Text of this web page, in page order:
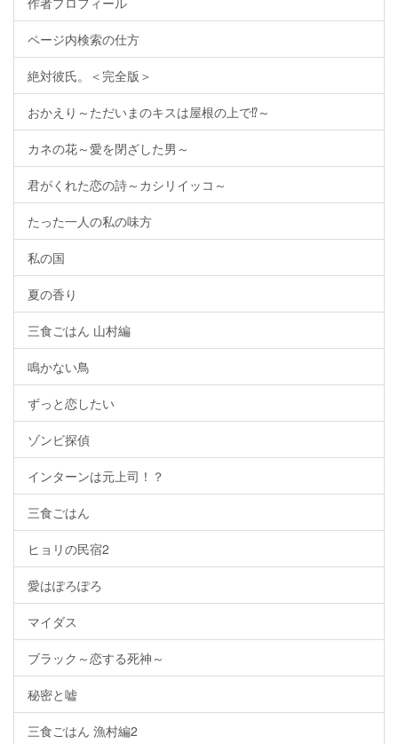
ページ内検索の仕方
絶対彼氏。＜完全版＞
おかえり～ただいまのキスは屋根の上で⁉～
カネの花～愛を閉ざした男～
君がくれた恋の詩～カシリイッコ～
たった一人の私の味方
私の国
夏の香り
三食ごはん 山村編
鳴かない鳥
ずっと恋したい
ゾンビ探偵
インターンは元上司！？
三食ごはん
ヒョリの民宿2
愛はぽろぽろ
マイダス
ブラック～恋する死神～
秘密と嘘
三食ごはん 漁村編2